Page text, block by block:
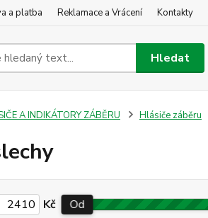
a platba Reklamace a Vrácení Kontakty
Hledat
A INDIKÁTORY ZÁBĚRU Hlásiče záběru
Kč Od